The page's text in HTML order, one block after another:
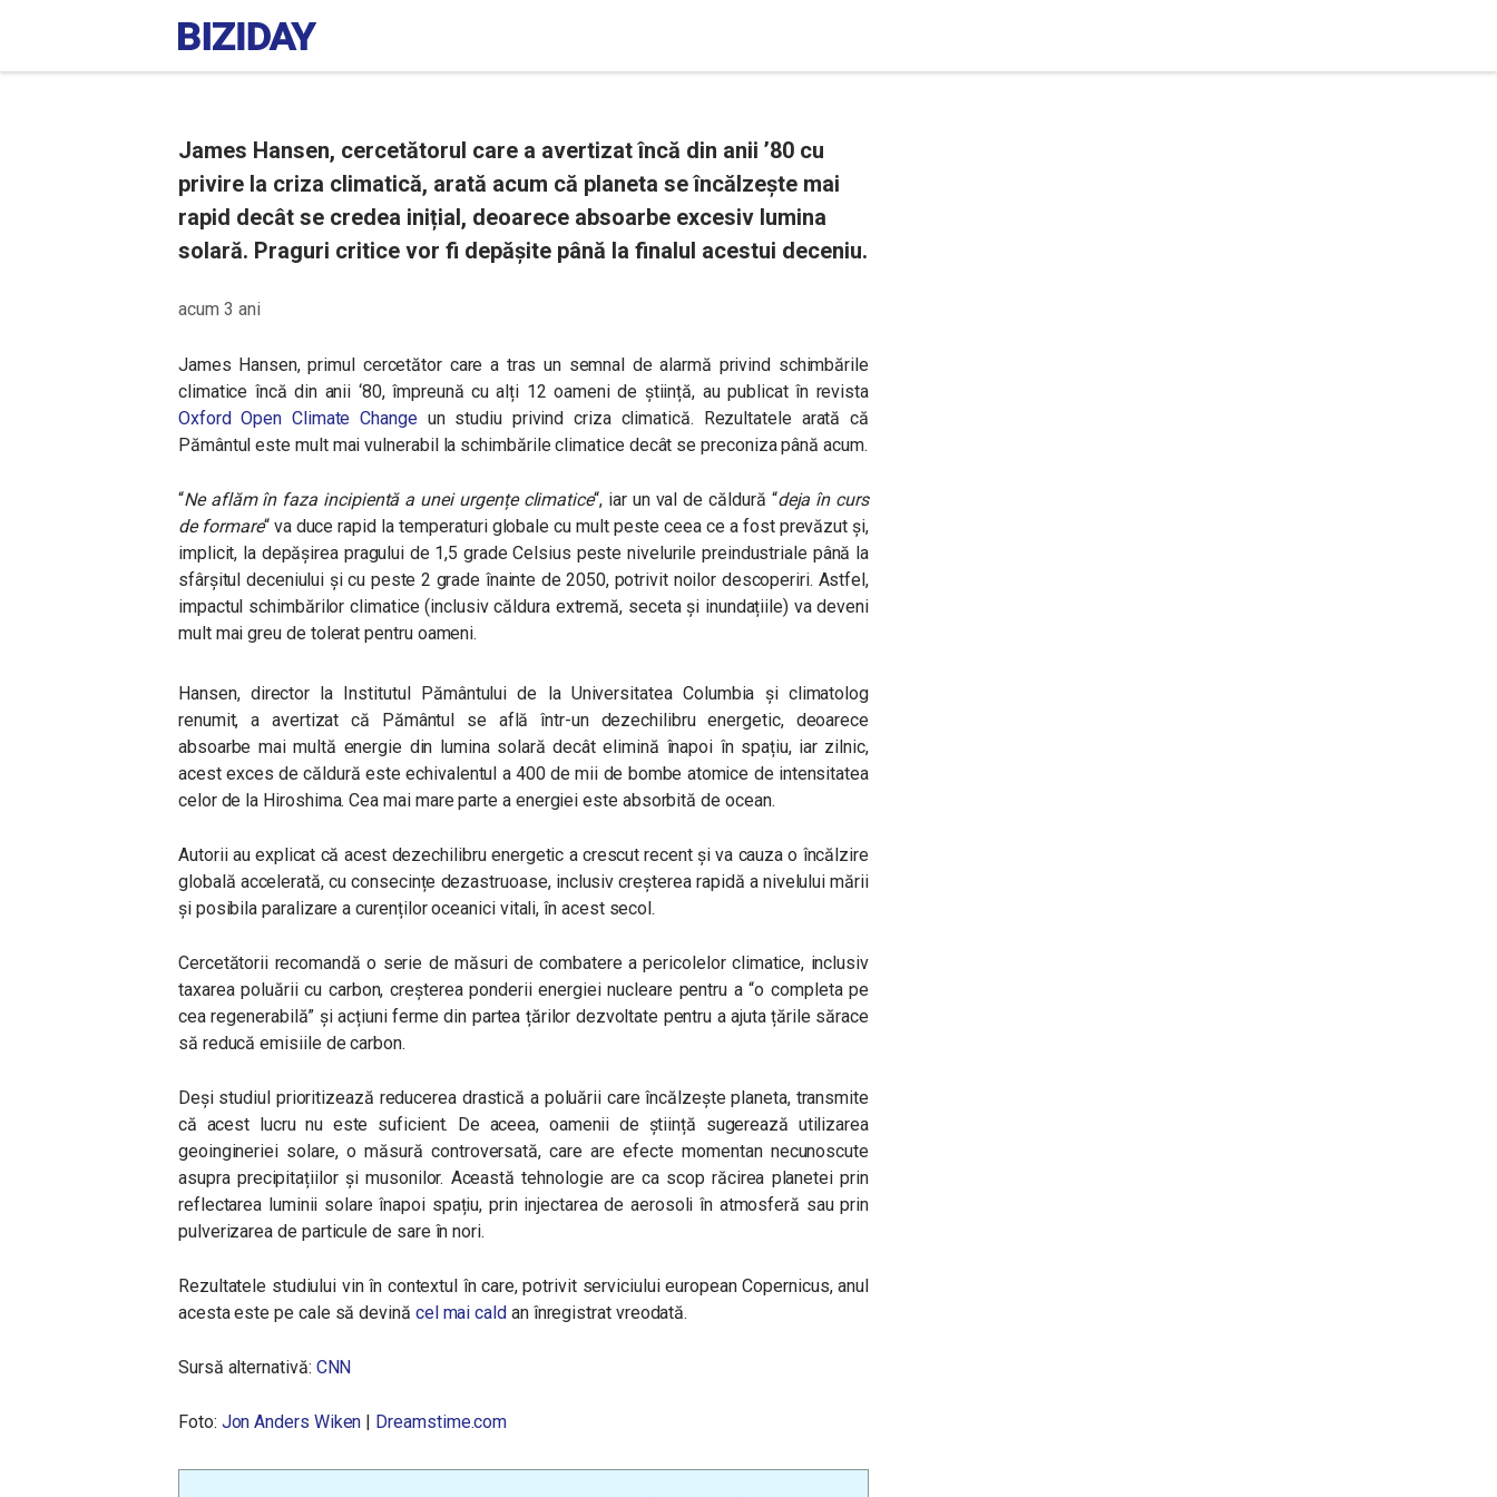
James Hansen, cercetătorul care a avertizat încă din anii ’80 cu
privire la criza climatică, arată acum că planeta se încălzește mai
rapid decât se credea inițial, deoarece absoarbe excesiv lumina
solară. Praguri critice vor fi depășite până la finalul acestui deceniu.
acum 3 ani
James Hansen, primul cercetător care a tras un semnal de alarmă privind schimbările
climatice încă din anii ‘80, împreună cu alți 12 oameni de știință, aupublicat în revista
Oxford Open Climate Changeun studiu privind criza climatică. Rezultatele arată că
Pământul este mult mai vulnerabil la schimbările climatice decât se preconiza până acum.
“Ne aflăm în faza incipientă a unei urgențe climatice“, iar un val de căldură “deja în curs
de formare“va duce rapid la temperaturi globale cu mult peste ceea ce a fost prevăzut și,
implicit, la depășirea pragului de 1,5 grade Celsius peste nivelurile preindustriale până la
sfârșitul deceniului și cu peste 2 grade înainte de 2050, potrivit noilor descoperiri. Astfel,
impactul schimbărilor climatice (inclusiv căldura extremă, seceta și inundațiile) va deveni
mult mai greu de tolerat pentru oameni.
Hansen, director la Institutul Pământului de la Universitatea Columbia și climatolog
renumit, a avertizat că Pământul se află într-un dezechilibru energetic, deoarece
absoarbe mai multă energie din lumina solară decât elimină înapoi în spațiu, iar zilnic,
acest exces de căldură este echivalentul a 400 de mii de bombe atomice de intensitatea
celor de la Hiroshima. Cea mai mare parte a energiei este absorbită de ocean.
Autorii au explicat că acest dezechilibru energetic a crescut recent și va cauza o încălzire
globală accelerată, cu consecințe dezastruoase, inclusiv creșterea rapidă a nivelului mării
și posibila paralizare a curenților oceanici vitali, în acest secol.
Cercetătorii recomandă o serie de măsuri de combatere a pericolelor climatice, inclusiv
taxarea poluării cu carbon, creșterea ponderii energiei nucleare pentru a “o completa pe
cea regenerabilă” și acțiuni ferme din partea țărilor dezvoltate pentru a ajuta țările sărace
să reducă emisiile de carbon.
Deși studiul prioritizează reducerea drastică a poluării care încălzește planeta, transmite
că acest lucru nu este suficient. De aceea, oamenii de știință sugerează utilizarea
geoingineriei solare, o măsură controversată, care are efecte momentan necunoscute
asupra precipitațiilor și musonilor. Această tehnologie are ca scop răcirea planetei prin
reflectarea luminii solare înapoi spațiu, prin injectarea de aerosoli în atmosferă sau prin
pulverizarea de particule de sare în nori.
Rezultatele studiului vin în contextul în care, potrivit serviciului european Copernicus, anul
acesta este pe cale să devină cel mai caldan înregistrat vreodată.
Sursă alternativă: CNN
Foto: Jon Anders Wiken | Dreamstime.com